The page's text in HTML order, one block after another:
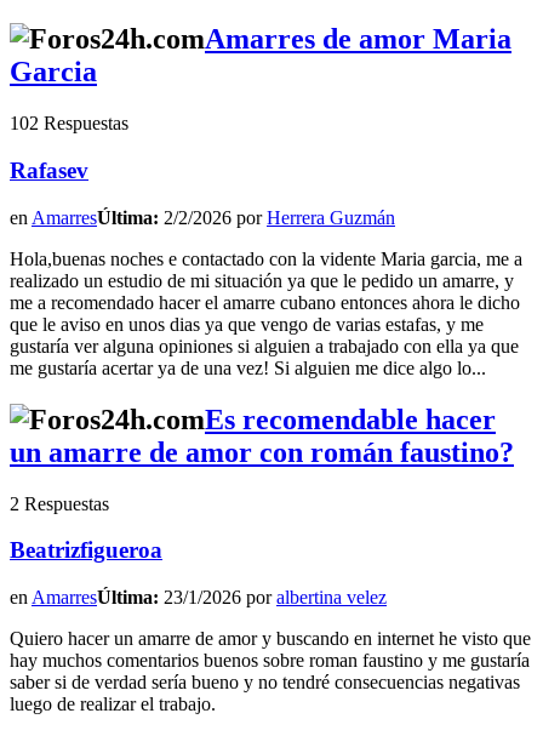
Amarres de amor Maria
Garcia
102 Respuestas
Rafasev
en AmarresÚltima: 2/2/2026 porHerrera Guzmán
Hola,buenas noches e contactado con la vidente Maria garcia, me a
realizado un estudio de mi situación ya que le pedido un amarre, y
me a recomendado hacer el amarre cubano entonces ahora le dicho
que le aviso en unos dias ya que vengo de varias estafas, y me
gustaría ver alguna opiniones si alguien a trabajado con ella ya que
me gustaría acertar ya de una vez! Si alguien me dice algo lo...
Es recomendable hacer
un amarre de amor con román faustino?
2 Respuestas
Beatrizfigueroa
en AmarresÚltima: 23/1/2026 poralbertina velez
Quiero hacer un amarre de amor y buscando en internet he visto que
hay muchos comentarios buenos sobre roman faustino y me gustaría
saber si de verdad sería bueno y no tendré consecuencias negativas
luego de realizar el trabajo.